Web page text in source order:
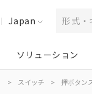
Japan
ソリューション
> スイッチ > 押ボタン